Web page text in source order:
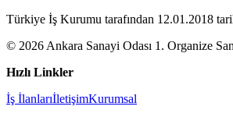
Türkiye İş Kurumu tarafından 12.01.2018
© 2026 Ankara Sanayi Odası 1. Organize
Hızlı Linkler
İş İlanlarıİletişimKurumsal